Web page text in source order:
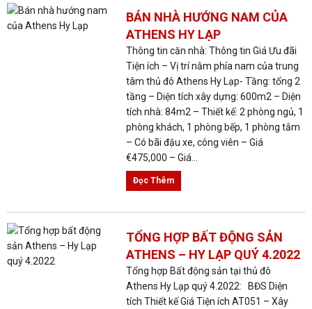
BÁN NHÀ HƯỚNG NAM CỦA
ATHENS HY LẠP
Thông tin căn nhà: Thông tin Giá Ưu đãi
Tiện ích – Vị trí nằm phía nam của trung
tâm thủ đô Athens Hy Lạp- Tầng: tổng 2
tầng – Diện tích xây dựng: 600m2 – Diện
tích nhà: 84m2 – Thiết kế: 2 phòng ngủ, 1
phòng khách, 1 phòng bếp, 1 phòng tắm
– Có bãi đậu xe, công viên – Giá
€475,000 – Giá...
Đọc Thêm
TỔNG HỢP BẤT ĐỘNG SẢN
ATHENS – HY LẠP QUÝ 4.2022
Tổng hợp Bất động sản tại thủ đô
Athens Hy Lạp quý 4.2022: BĐS Diện
tích Thiết kế Giá Tiện ích AT051 – Xây